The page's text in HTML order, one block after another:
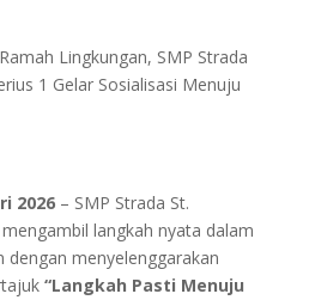
2026– SMP Strada St.
langkah nyata dalam
dengan menyelenggarakan
“Langkah Pasti Menuju